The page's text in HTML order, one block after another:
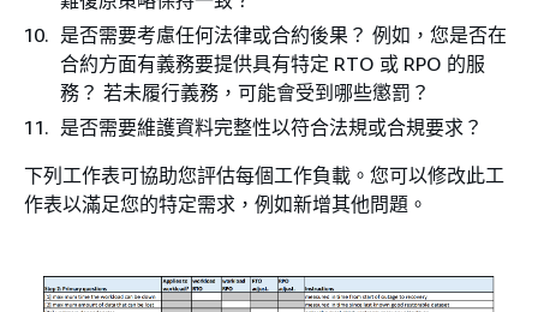
是否需要考慮任何法律或合約後果？ 例如，您是否在
合約方面有義務要提供具有特定 RTO 或 RPO 的服
務？ 若未履行義務，可能會受到哪些懲罰？
是否需要維護資料完整性以符合法規或合規要求？
下列工作表可協助您評估每個工作負載。您可以修改此工
作表以滿足您的特定需求，例如新增其他問題。